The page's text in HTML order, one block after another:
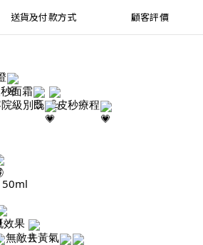
送貨及付款方式 顧客評價
面霜
級別既
皮秒療程
50ml
效果
無敵去黃氣